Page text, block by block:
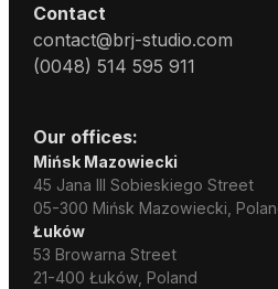
Contact
contact@brj-studio.com
(0048) 514 595 911
Our offices:
Mińsk Mazowiecki
45 Jana III Sobieskiego Street
05-300 Mińsk Mazowiecki,
Łuków
53 Browarna Street
21-400 Łuków, Poland